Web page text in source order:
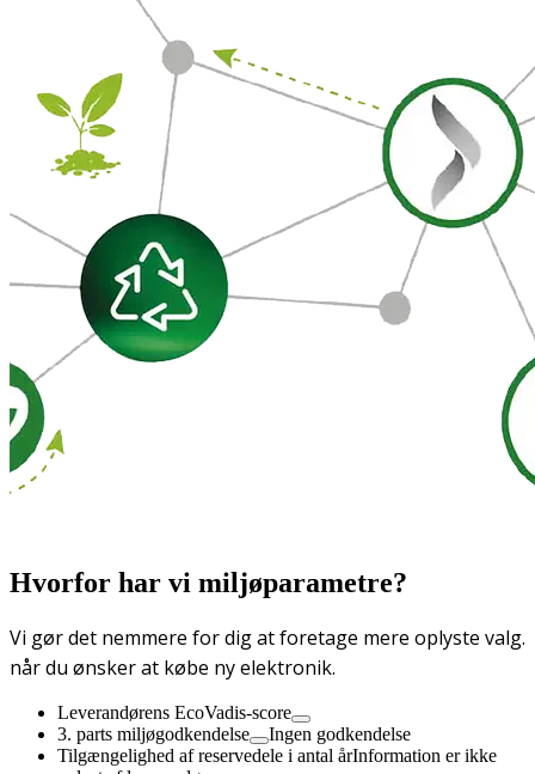
Hvorfor har vi miljøparametre?
Vi gør det nemmere for dig at foretage mere oplyste valg.
når du ønsker at købe ny elektronik.
Leverandørens EcoVadis-score
3. parts miljøgodkendelse
Ingen godkendelse
Tilgængelighed af reservedele i antal årInformation er ikke